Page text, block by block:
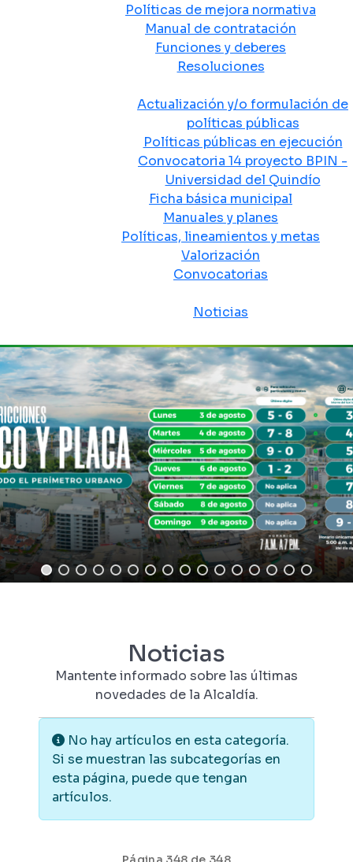
Políticas de mejora normativa
Manual de contratación
Funciones y deberes
Resoluciones
Actualización y/o formulación de
políticas públicas
Políticas públicas en ejecución
Convocatoria 14 proyecto BPIN -
Universidad del Quindío
Ficha básica municipal
Manuales y planes
Políticas, lineamientos y metas
Valorización
Convocatorias
Noticias
Noticias
Mantente informado sobre las últimas
novedades de la Alcaldía.
Información
No hay artículos en esta categoría.
Si se muestran las subcategorías en
esta página, puede que tengan
artículos.